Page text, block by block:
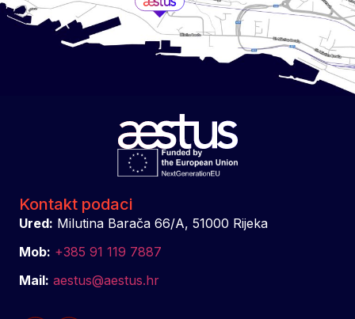
Kontakt podaci
Ured: Milutina Barača 66/A, 51000 Rijeka
Mob: +385 91 119 7887
Mail: aestus@aestus.hr